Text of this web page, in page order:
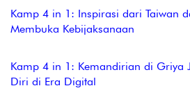
Kamp 4 in 1: Inspirasi dari Taiwan
Membuka Kebijaksanaan
Kamp 4 in 1: Kemandirian di Griya
Diri di Era Digital